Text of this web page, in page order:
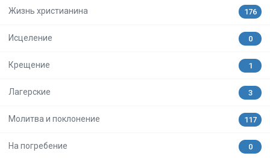
Жизнь христианина 176
Исцеление 0
Крещение 1
Лагерские 3
Молитва и поклонение 117
На погребение 0